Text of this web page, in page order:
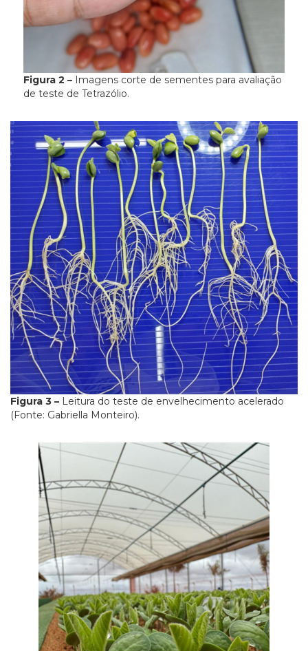
Figura 2 – Imagens corte de sementes para avaliação
de teste de Tetrazólio.
Figura 3 – Leitura do teste de envelhecimento acelerado
(Fonte: Gabriella Monteiro).